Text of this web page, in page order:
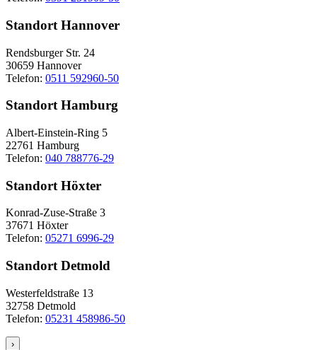
Standort Hannover
Rendsburger Str. 24
30659 Hannover
Telefon: 0511 592960-50
Standort Hamburg
Albert-Einstein-Ring 5
22761 Hamburg
Telefon: 040 788776-29
Standort Höxter
Konrad-Zuse-Straße 3
37671 Höxter
Telefon: 05271 6996-29
Standort Detmold
Westerfeldstraße 13
32758 Detmold
Telefon: 05231 458986-50
›